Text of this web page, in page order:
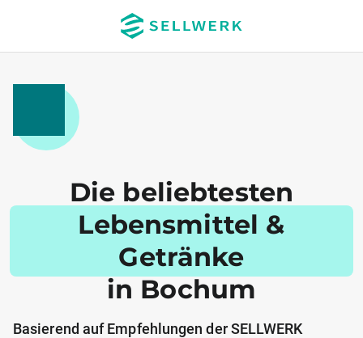
Die beliebtesten
Lebensmittel &
Getränke
in Bochum
Basierend auf Empfehlungen der SELLWERK